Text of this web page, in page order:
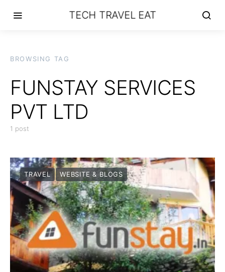
TECH TRAVEL EAT
BROWSING TAG
FUNSTAY SERVICES
PVT LTD
1 post
TRAVEL WEBSITE & BLOGS